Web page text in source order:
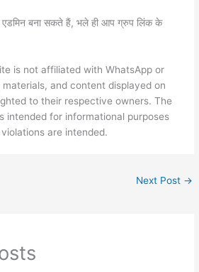
एडमिन बना सकते हैं, भले ही आप ग्रुप लिंक के
is not affiliated with WhatsApp or
and content displayed on
to their respective owners. The
intended for informational purposes
are intended.
Next Post →